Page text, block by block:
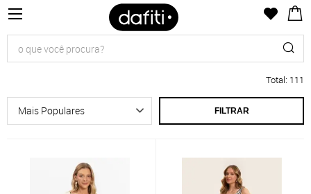
Total: 111
FILTRAR